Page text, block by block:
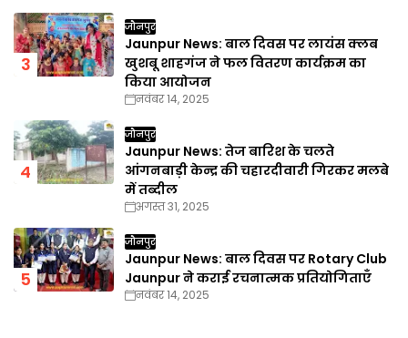
जौनपुर
Jaunpur News: बाल दिवस पर लायंस क्लब
खुशबू शाहगंज ने फल वितरण कार्यक्रम का
किया आयोजन
नवंबर 14, 2025
जौनपुर
Jaunpur News: तेज बारिश के चलते
आंगनबाड़ी केन्द्र की चहारदीवारी गिरकर मलबे
में तब्दील
अगस्त 31, 2025
जौनपुर
Jaunpur News: बाल दिवस पर Rotary Club
Jaunpur ने कराई रचनात्मक प्रतियोगिताएँ
नवंबर 14, 2025